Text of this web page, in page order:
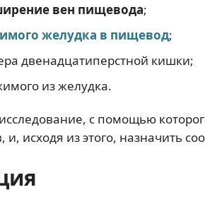
вен пищевода;
желудка в пищевод;
двенадцатиперстной кишки;
из желудка.
с помощью
и, исходя из этого, назначить